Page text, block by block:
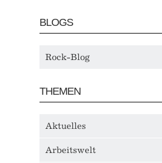
BLOGS
Rock-Blog
THEMEN
Aktuelles
Arbeitswelt